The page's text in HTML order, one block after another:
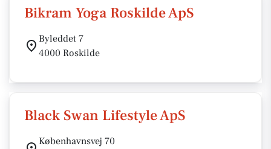
Bikram Yoga Roskilde ApS
Byleddet 7
4000 Roskilde
Black Swan Lifestyle ApS
Københavnsvej 70